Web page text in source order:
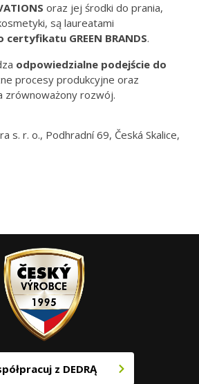
oraz jej środki do prania,
są laureatami
certyfikatu GREEN BRANDS.
odpowiedzialne podejście do
procesy produkcyjne oraz
zrównoważony rozwój.
s. r. o., Podhradní 69, Česká Skalice,
z DEDRĄ